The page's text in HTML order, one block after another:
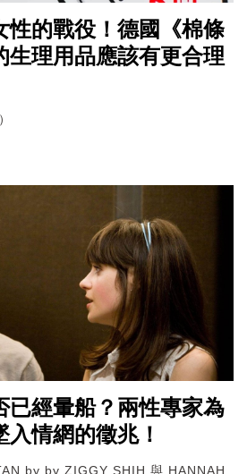
性的戰役！德國《棉條
生理用品應該有更合理
已經暈船？兩性專家為
情網的徵兆！
by by ZIGGY SHIH 與 HANNAH